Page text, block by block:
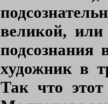
великой,
подсознания
художник в
Так что